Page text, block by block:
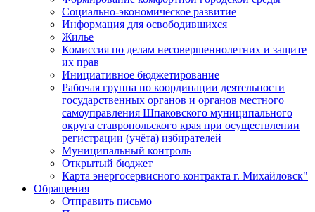
Социально-экономическое развитие
Информация для освободившихся
Жилье
Комиссия по делам несовершеннолетних и защите
их прав
Инициативное бюджетирование
Рабочая группа по координации деятельности
государственных органов и органов местного
самоуправления Шпаковского муниципального
округа ставропольского края при осуществлении
регистрации (учёта) избирателей
Муниципальный контроль
Открытый бюджет
Карта энергосервисного контракта г. Михайловск"
Обращения
Отправить письмо